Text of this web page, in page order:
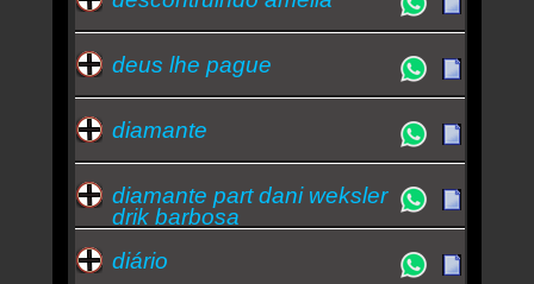
deus lhe pague
diamante
diamante part dani weksler
drik barbosa
diário